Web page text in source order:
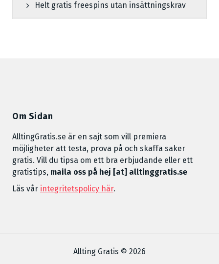
Helt gratis freespins utan insättningskrav
Om Sidan
AlltingGratis.se är en sajt som vill premiera
möjligheter att testa, prova på och skaffa saker
gratis. Vill du tipsa om ett bra erbjudande eller ett
gratistips, maila oss på hej [at] alltinggratis.se
Läs vår integritetspolicy här.
Allting Gratis © 2026